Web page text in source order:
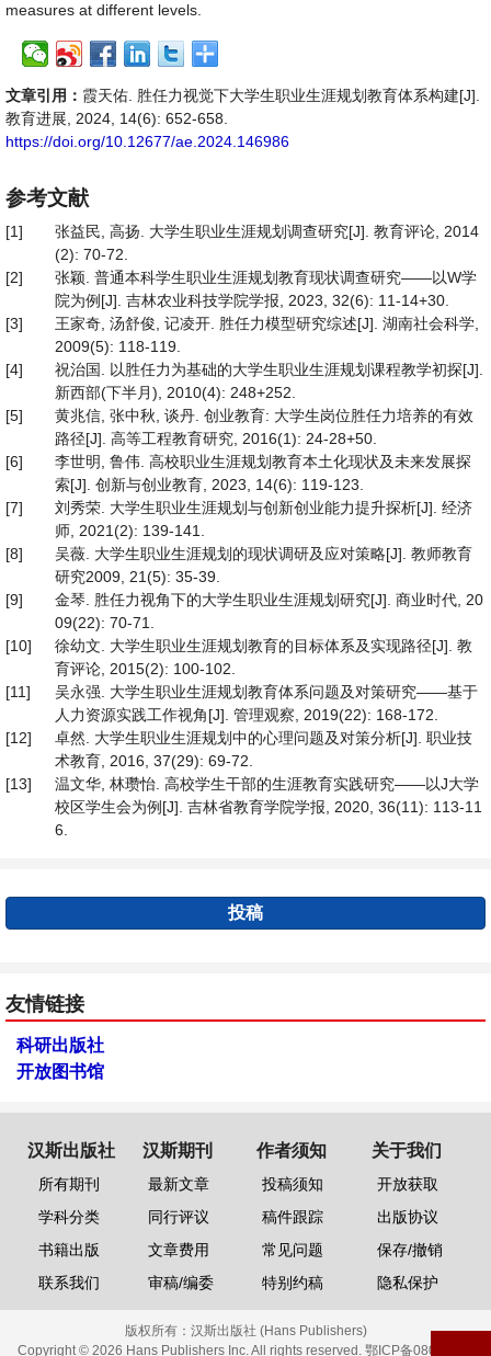
measures at different levels.
文章引用： 霞天佑. 胜任力视觉下大学生职业生涯规划教育体系构建[J].
教育进展, 2024, 14(6): 652-658.
https://doi.org/10.12677/ae.2024.146986
参考文献
[1]
张益民, 高扬. 大学生职业生涯规划调查研究[J]. 教育评论, 2014
(2): 70-72.
[2]
张颖. 普通本科学生职业生涯规划教育现状调查研究——以W学
院为例[J]. 吉林农业科技学院学报, 2023, 32(6): 11-14+30.
[3]
王家奇, 汤舒俊, 记凌开. 胜任力模型研究综述[J]. 湖南社会科学,
2009(5): 118-119.
[4]
祝治国. 以胜任力为基础的大学生职业生涯规划课程教学初探[J].
新西部(下半月), 2010(4): 248+252.
[5]
黄兆信, 张中秋, 谈丹. 创业教育: 大学生岗位胜任力培养的有效
路径[J]. 高等工程教育研究, 2016(1): 24-28+50.
[6]
李世明, 鲁伟. 高校职业生涯规划教育本土化现状及未来发展探
索[J]. 创新与创业教育, 2023, 14(6): 119-123.
[7]
刘秀荣. 大学生职业生涯规划与创新创业能力提升探析[J]. 经济
师, 2021(2): 139-141.
[8]
吴薇. 大学生职业生涯规划的现状调研及应对策略[J]. 教师教育
研究2009, 21(5): 35-39.
[9]
金琴. 胜任力视角下的大学生职业生涯规划研究[J]. 商业时代, 20
09(22): 70-71.
[10]
徐幼文. 大学生职业生涯规划教育的目标体系及实现路径[J]. 教
育评论, 2015(2): 100-102.
[11]
吴永强. 大学生职业生涯规划教育体系问题及对策研究——基于
人力资源实践工作视角[J]. 管理观察, 2019(22): 168-172.
[12]
卓然. 大学生职业生涯规划中的心理问题及对策分析[J]. 职业技
术教育, 2016, 37(29): 69-72.
[13]
温文华, 林瓒怡. 高校学生干部的生涯教育实践研究——以J大学
校区学生会为例[J]. 吉林省教育学院学报, 2020, 36(11): 113-11
6.
投稿
友情链接
科研出版社
开放图书馆
汉斯出版社
所有期刊
学科分类
书籍出版
联系我们
汉斯期刊
最新文章
同行评议
文章费用
审稿/编委
作者须知
投稿须知
稿件跟踪
常见问题
特别约稿
关于我们
开放获取
出版协议
保存/撤销
隐私保护
版权所有： 汉斯出版社 (Hans Publishers)
Copyright © 2026 Hans Publishers Inc. All rights reserved. 鄂ICP备08006613